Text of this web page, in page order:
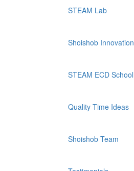
STEAM Lab
Shoishob Innovation
STEAM ECD School
Quality Time Ideas
Shoishob Team